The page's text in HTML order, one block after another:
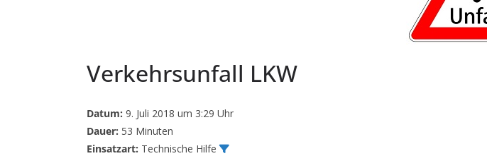
Verkehrsunfall LKW
Datum: 9. Juli 2018 um 3:29 Uhr
Dauer: 53 Minuten
Einsatzart: Technische Hilfe